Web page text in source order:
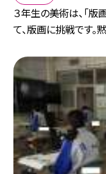
３年生の美術は、「版
て、版画に挑戦です。